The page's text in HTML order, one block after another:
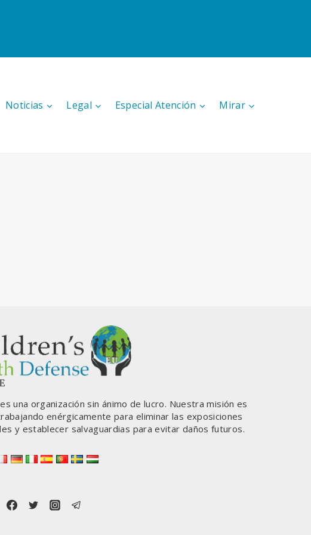
Noticias Legal Especial Atención Mirar
es una organización sin ánimo de lucro. Nuestra misión es
enérgicamente para eliminar las exposiciones
y establecer salvaguardias para evitar daños futuros.